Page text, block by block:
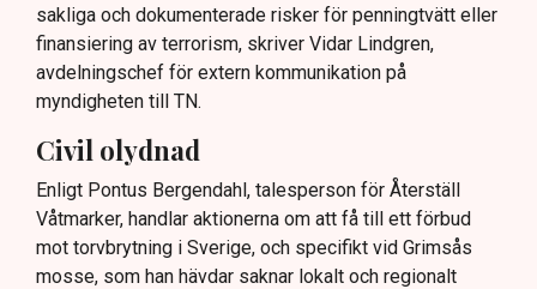
sakliga och dokumenterade risker för penningtvätt eller
finansiering av terrorism, skriver Vidar Lindgren,
avdelningschef för extern kommunikation på
myndigheten till TN.
Civil olydnad
Enligt Pontus Bergendahl, talesperson för Återställ
Våtmarker, handlar aktionerna om att få till ett förbud
mot torvbrytning i Sverige, och specifikt vid Grimsås
mosse, som han hävdar saknar lokalt och regionalt